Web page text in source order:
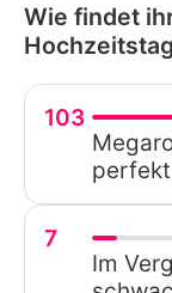
Wie findet
103
7
Im